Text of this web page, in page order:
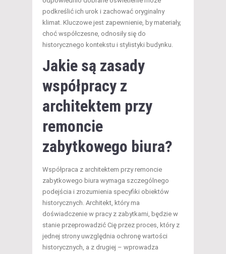
podkreślić ich urok i zachować oryginalny
klimat. Kluczowe jest zapewnienie, by materiały,
choć współczesne, odnosiły się do
historycznego kontekstu i stylistyki budynku.
Jakie są zasady
współpracy z
architektem przy
remoncie
zabytkowego biura?
Współpraca z architektem przy remoncie
zabytkowego biura wymaga szczególnego
podejścia i zrozumienia specyfiki obiektów
historycznych. Architekt, który ma
doświadczenie w pracy z zabytkami, będzie w
stanie przeprowadzić Cię przez proces, który z
jednej strony uwzględnia ochronę wartości
historycznych, a z drugiej – wprowadza